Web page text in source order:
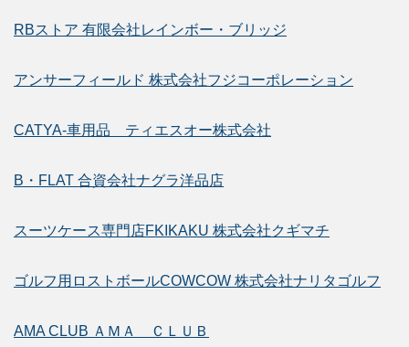
RBストア 有限会社レインボー・ブリッジ
アンサーフィールド 株式会社フジコーポレーション
CATYA-車用品 ティエスオー株式会社
B・FLAT 合資会社ナグラ洋品店
スーツケース専門店FKIKAKU 株式会社クギマチ
ゴルフ用ロストボールCOWCOW 株式会社ナリタゴルフ
AMA CLUB ＡＭＡ ＣＬＵＢ